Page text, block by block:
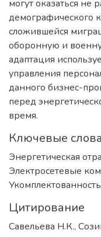
могут оказаться не
демографического
сложившейся
оборонную и
адаптация
управления
данного бизнес-
перед
время.
Ключевые слова
Энергетическая
Электросетевые
Цитирование
Савельева Н.К.,